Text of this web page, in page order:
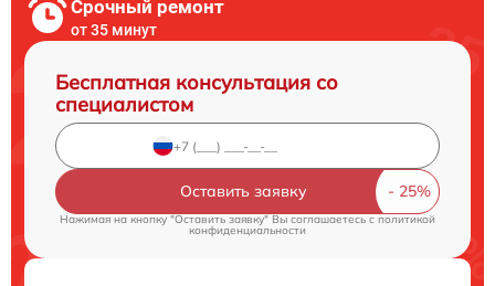
Срочный ремонт
от 35 минут
Бесплатная консультация со
специалистом
Оставить заявку
Нажимая на кнопку "Оставить заявку" Вы соглашаетесь c политикой
конфиденциальности